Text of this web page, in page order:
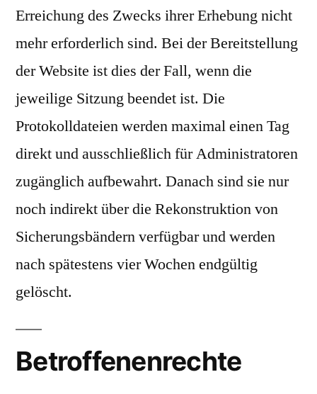
Erreichung des Zwecks ihrer Erhebung nicht
mehr erforderlich sind. Bei der Bereitstellung
der Website ist dies der Fall, wenn die
jeweilige Sitzung beendet ist. Die
Protokolldateien werden maximal einen Tag
direkt und ausschließlich für Administratoren
zugänglich aufbewahrt. Danach sind sie nur
noch indirekt über die Rekonstruktion von
Sicherungsbändern verfügbar und werden
nach spätestens vier Wochen endgültig
gelöscht.
Betroffenenrechte